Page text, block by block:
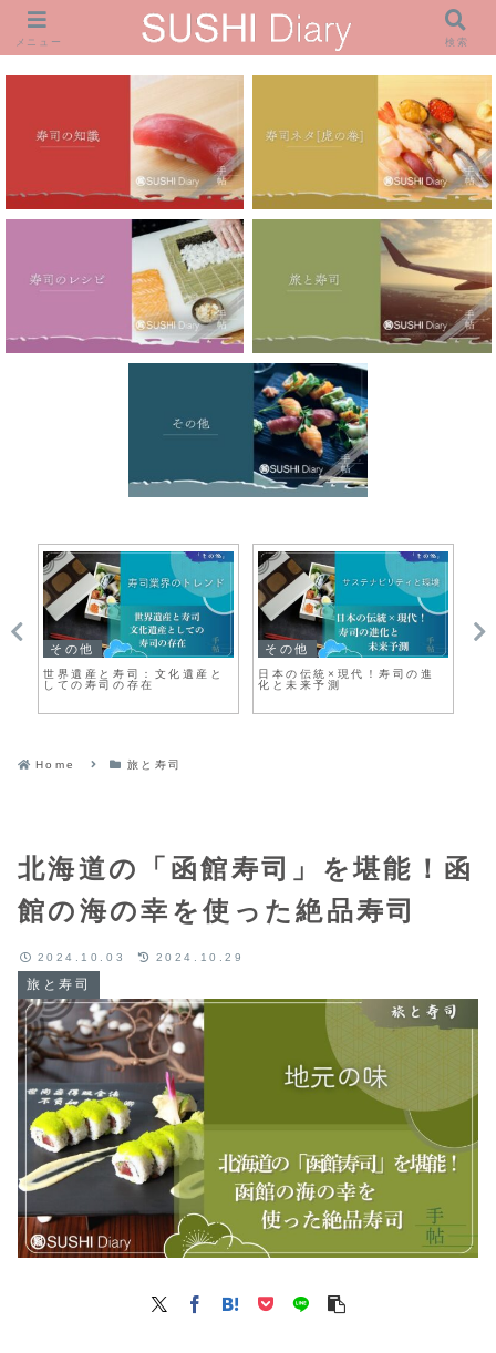
その他
世界遺産と寿司：文化遺産と
しての寿司の存在
その他
日本の伝統×現代！寿司の進
化と未来予測
Home 旅と寿司
北海道の「函館寿司」を堪能！函
館の海の幸を使った絶品寿司
旅と寿司
2024.10.03 2024.10.29
メニュー 検索